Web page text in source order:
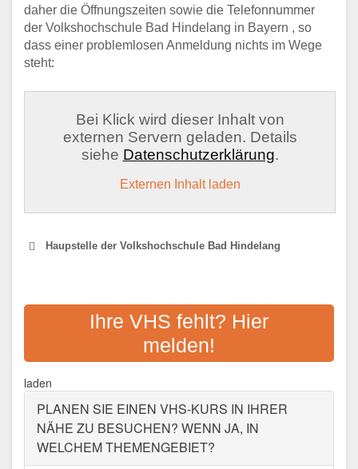
daher die Öffnungszeiten sowie die Telefonnummer
der Volkshochschule Bad Hindelang in Bayern , so
dass einer problemlosen Anmeldung nichts im Wege
steht:
Bei Klick wird dieser Inhalt von
externen Servern geladen. Details
siehe Datenschutzerklärung.
Externen Inhalt laden
Haupstelle der Volkshochschule Bad Hindelang
VHS OBERALLGÄUER
VOLKSHOCHSCHULE
Hindelanger Straße 37, 87527
Sonthofen
Ihre VHS fehlt? Hier
melden!
laden
PLANEN SIE EINEN VHS-KURS IN IHRER
NÄHE ZU BESUCHEN? WENN JA, IN
WELCHEM THEMENGEBIET?